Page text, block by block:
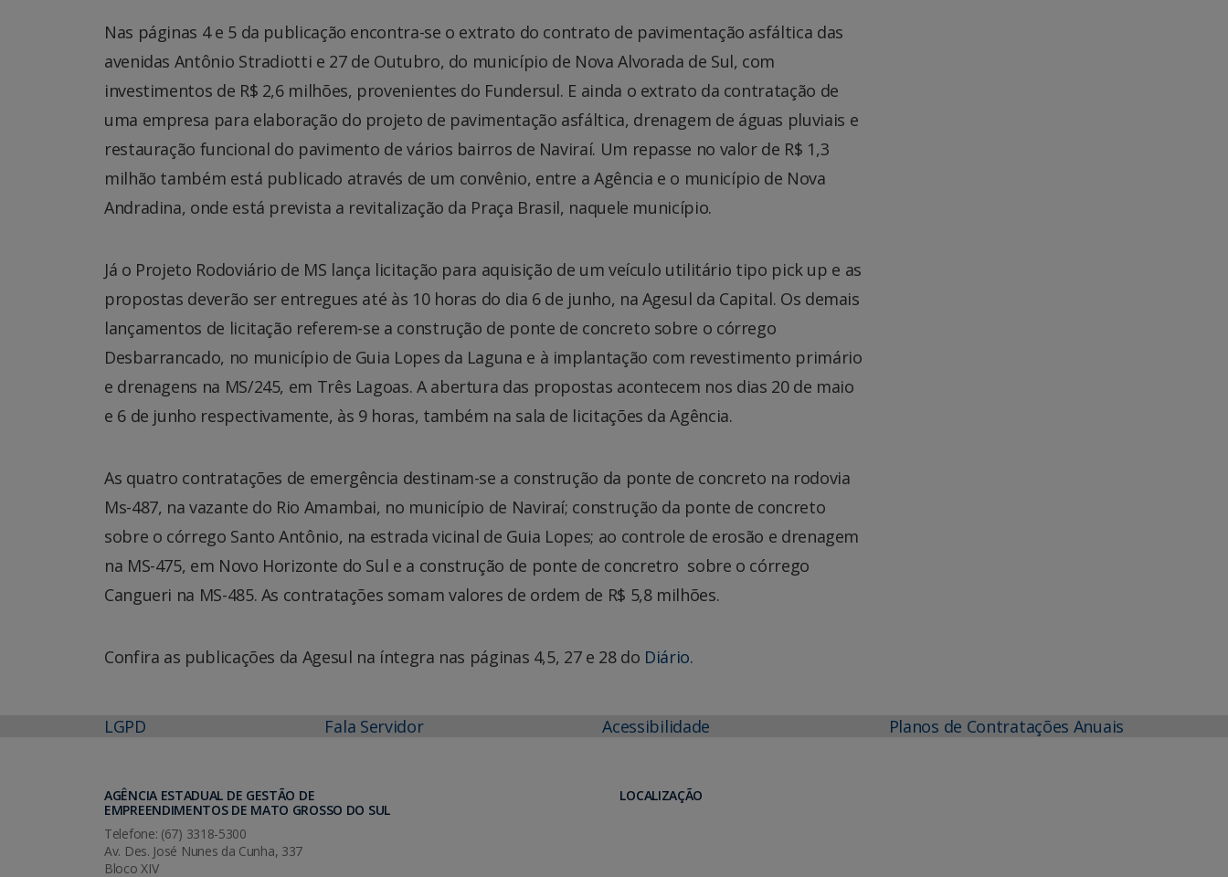
Nas páginas 4 e 5 da publicação encontra-se o extrato do contrato de pavimentação asfáltica das
avenidas Antônio Stradiotti e 27 de Outubro, do município de Nova Alvorada de Sul, com
investimentos de R$ 2,6 milhões, provenientes do Fundersul. E ainda o extrato da contratação de
uma empresa para elaboração do projeto de pavimentação asfáltica, drenagem de águas pluviais e
restauração funcional do pavimento de vários bairros de Naviraí. Um repasse no valor de R$ 1,3
milhão também está publicado através de um convênio, entre a Agência e o município de Nova
Andradina, onde está prevista a revitalização da Praça Brasil, naquele município.
Já o Projeto Rodoviário de MS lança licitação para aquisição de um veículo utilitário tipo pick up e as
propostas deverão ser entregues até às 10 horas do dia 6 de junho, na Agesul da Capital. Os demais
lançamentos de licitação referem-se a construção de ponte de concreto sobre o córrego
Desbarrancado, no município de Guia Lopes da Laguna e à implantação com revestimento primário
e drenagens na MS/245, em Três Lagoas. A abertura das propostas acontecem nos dias 20 de maio
e 6 de junho respectivamente, às 9 horas, também na sala de licitações da Agência.
As quatro contratações de emergência destinam-se a construção da ponte de concreto na rodovia
Ms-487, na vazante do Rio Amambai, no município de Naviraí; construção da ponte de concreto
sobre o córrego Santo Antônio, na estrada vicinal de Guia Lopes; ao controle de erosão e drenagem
na MS-475, em Novo Horizonte do Sul e a construção de ponte de concretro sobre o córrego
Cangueri na MS-485. As contratações somam valores de ordem de R$ 5,8 milhões.
Confira as publicações da Agesul na íntegra nas páginas 4,5, 27 e 28 do Diário.
LGPD Fala Servidor Acessibilidade Planos de Contratações Anuais
AGÊNCIA ESTADUAL DE GESTÃO DE
EMPREENDIMENTOS DE MATO GROSSO DO SUL
Telefone: (67) 3318-5300
Av. Des. José Nunes da Cunha, 337
Bloco XIV
LOCALIZAÇÃO